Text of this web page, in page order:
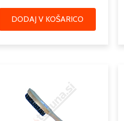
DODAJ V KOŠARICO